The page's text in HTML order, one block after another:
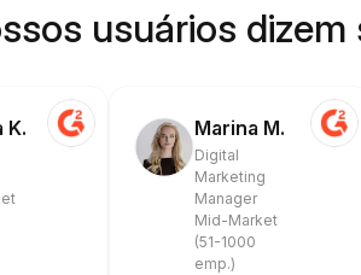
usuários
K. Marina M.
Digital
Marketing
Manager
Mid-Market
(51-1000
emp.)